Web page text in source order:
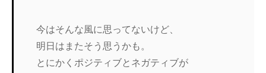
今はそんな風に思ってないけど、
明日はまたそう思うかも。
とにかくポジティブとネガティブが